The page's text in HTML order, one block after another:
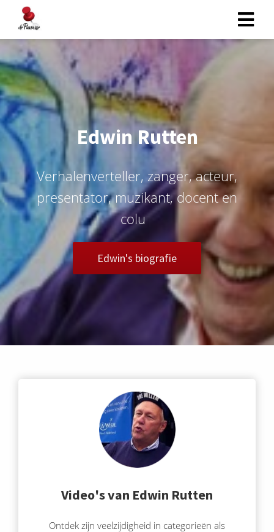
Edwin Rutten
Verhalenverteller, zanger, acteur,
presentator, muzikant, docent en
columnist
Edwin's biografie
Video's van Edwin Rutten
Ontdek zijn veelzijdigheid in categorieën als